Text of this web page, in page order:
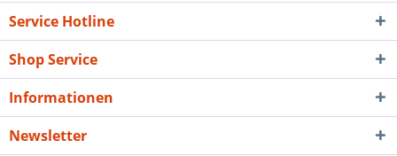
Service Hotline
Shop Service
Informationen
Newsletter